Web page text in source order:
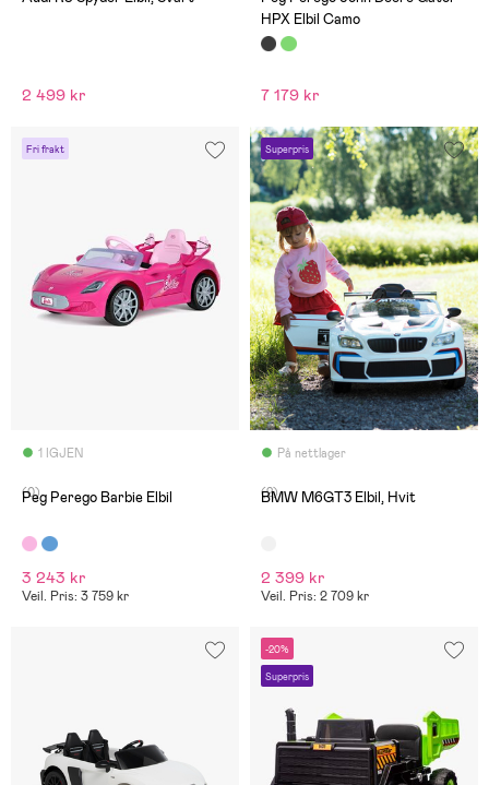
2 499 kr
HPX Elbil Camo
7 179 kr
Fri frakt
1 IGJEN
(0)
Peg Perego Barbie Elbil
3 243 kr
Veil. Pris: 3 759 kr
Superpris
På nettlager
(2)
BMW M6GT3 Elbil, Hvit
2 399 kr
Veil. Pris: 2 709 kr
-20%
Superpris